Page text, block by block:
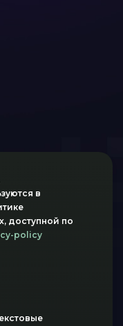
в
доступной по
policy